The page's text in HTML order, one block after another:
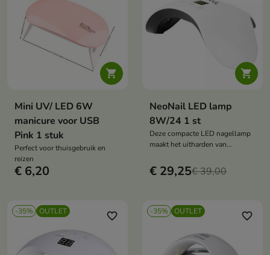

Mini UV/ LED 6W
manicure voor USB
Pink 1 stuk
Perfect voor thuisgebruik en
reizen
€ 6,20

NeoNail LED lamp
8W/24 1 st
Deze compacte LED nagellamp
maakt het uitharden van
manicure eenvoudig. Dankzij het
handige ontwerp is si perfect
mobiele nagelstudio's.
€ 29,25€ 39,00
-35% OUTLET favorite_border -35% OUTLET favorite_border